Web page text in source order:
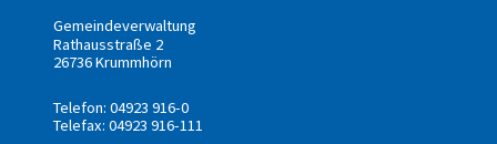
Gemeindeverwaltung
Rathausstraße 2
26736 Krummhörn
Telefon: 04923 916-0
Telefax: 04923 916-111